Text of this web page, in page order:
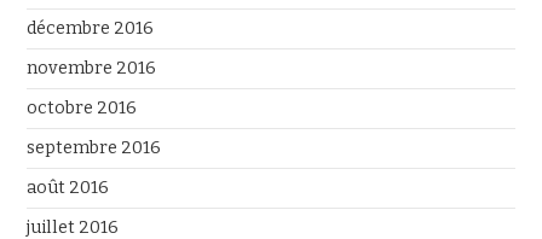
décembre 2016
novembre 2016
octobre 2016
septembre 2016
août 2016
juillet 2016